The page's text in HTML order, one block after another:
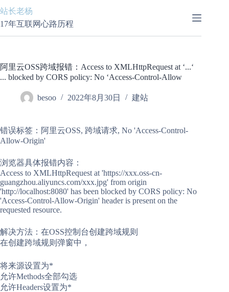
至
内
容
站长老杨
17年互联网心路历程
阿里云OSS跨域报错：Access to XMLHttpRequest at ‘...‘
... blocked by CORS policy: No ‘Access-Control-Allow
besoo 2022年8月30日 建站
错误标签：阿里云OSS, 跨域请求, No 'Access-Control-
Allow-Origin'
浏览器具体报错内容：
Access to XMLHttpRequest at 'https://xxx.oss-cn-
guangzhou.aliyuncs.com/xxx.jpg' from origin
'http://localhost:8080' has been blocked by CORS policy: No
'Access-Control-Allow-Origin' header is present on the
requested resource.
解决方法：在OSS控制台创建跨域规则
在创建跨域规则弹窗中，
将来源设置为*
允许Methods全部勾选
允许Headers设置为*